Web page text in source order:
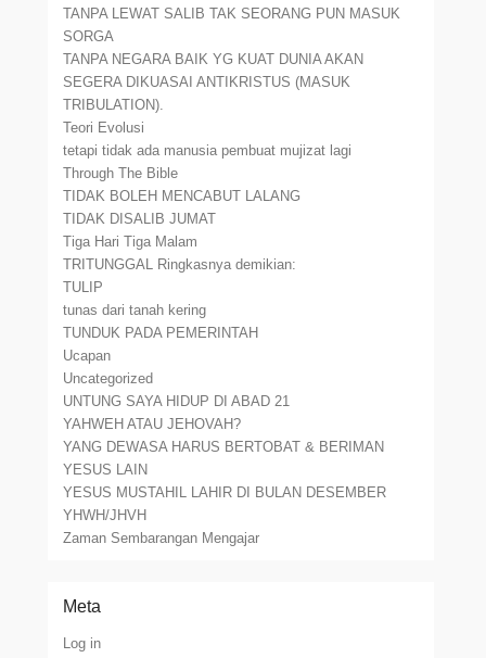
TANPA LEWAT SALIB TAK SEORANG PUN MASUK
SORGA
TANPA NEGARA BAIK YG KUAT DUNIA AKAN
SEGERA DIKUASAI ANTIKRISTUS (MASUK
TRIBULATION).
Teori Evolusi
tetapi tidak ada manusia pembuat mujizat lagi
Through The Bible
TIDAK BOLEH MENCABUT LALANG
TIDAK DISALIB JUMAT
Tiga Hari Tiga Malam
TRITUNGGAL Ringkasnya demikian:
TULIP
tunas dari tanah kering
TUNDUK PADA PEMERINTAH
Ucapan
Uncategorized
UNTUNG SAYA HIDUP DI ABAD 21
YAHWEH ATAU JEHOVAH?
YANG DEWASA HARUS BERTOBAT & BERIMAN
YESUS LAIN
YESUS MUSTAHIL LAHIR DI BULAN DESEMBER
YHWH/JHVH
Zaman Sembarangan Mengajar
Meta
Log in